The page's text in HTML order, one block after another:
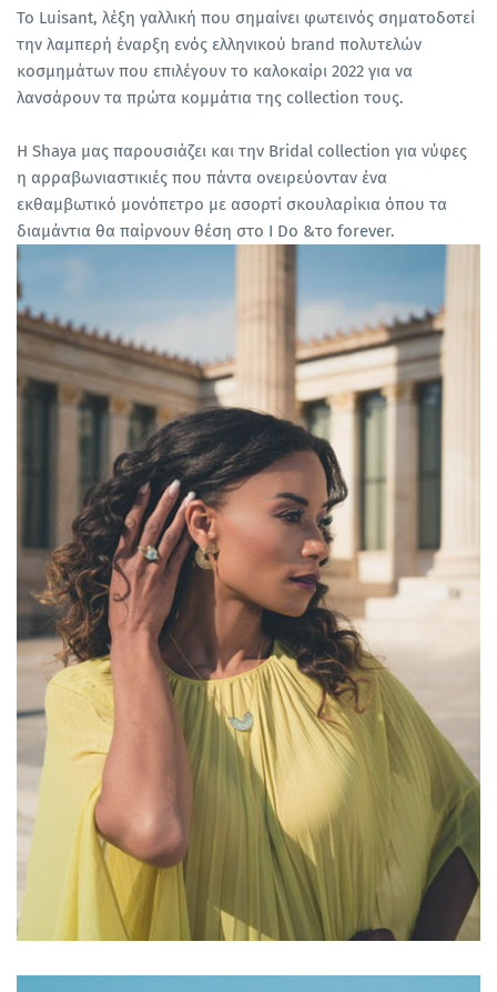
Το Luisant, λέξη γαλλική που σημαίνει φωτεινός σηματοδοτεί
την λαμπερή έναρξη ενός ελληνικού brand πολυτελών
κοσμημάτων που επιλέγουν το καλοκαίρι 2022 για να
λανσάρουν τα πρώτα κομμάτια της collection τους.
H Shaya μας παρουσιάζει και την Bridal collection για νύφες
η αρραβωνιαστικιές που πάντα ονειρεύονταν ένα
εκθαμβωτικό μονόπετρο με ασορτί σκουλαρίκια όπου τα
διαμάντια θα παίρνουν θέση στο I Do &το forever.